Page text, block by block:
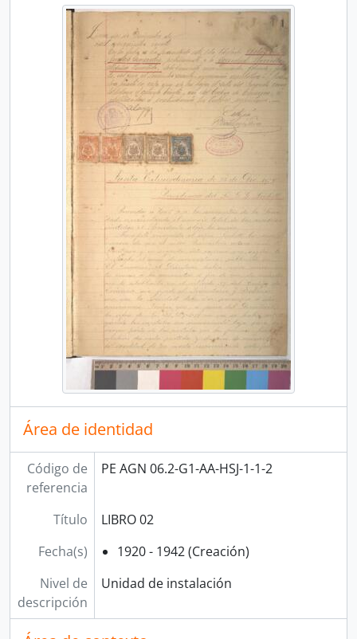
Área de identidad
Código de
referencia
PE AGN 06.2-G1-AA-HSJ-1-1-2
Título
LIBRO 02
Fecha(s)
1920 - 1942 (Creación)
Nivel de
descripción
Unidad de instalación